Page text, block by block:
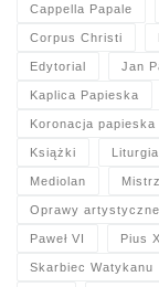
Cappella Papale
Corpus Christi
Edytorial Jan
Kaplica Papieska
Koronacja papieska
Książki
Mediolan
Oprawy artystyczne
Paweł VI Pius
Skarbiec Watykanu